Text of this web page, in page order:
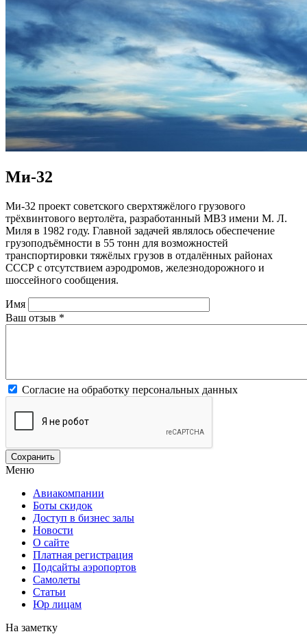
Ми-32
Ми-32 проект советского сверхтяжёлого грузового
трёхвинтового вертолёта, разработанный МВЗ имени М. Л.
Миля в 1982 году. Главной задачей являлось обеспечение
грузоподъёмности в 55 тонн для возможностей
транспортировки тяжёлых грузов в отдалённых районах
СССР с отсутствием аэродромов, железнодорожного и
шоссейного сообщения.
Имя
Ваш отзыв *
Согласие на обработку персональных данных
Меню
Авиакомпании
Боты скидок
Доступ в бизнес залы
Новости
О сайте
Платная регистрация
Подсайты аэропортов
Самолеты
Статьи
Юр лицам
На заметку